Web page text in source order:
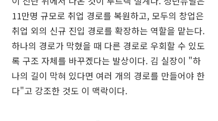
11만명 규모로 취업 경로를 복원하고, 모두의 창업은
취업 외의 신규 진입 경로를 확장하는 역할을 맡는다.
하나의 경로가 막혔을 때 다른 경로로 우회할 수 있도
록 구조 자체를 바꾸겠다는 발상이다. 김 실장이 "하
나의 길이 막혀 있다면 여러 개의 경로를 만들어야 한
다"고 강조한 것도 이 맥락이다.